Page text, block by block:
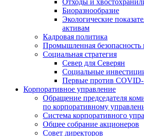
Отходы и
Биоразнообразие
Экологические
активам
Кадровая политика
Промышленная безопасность
Социальная стратегия
Север для Северян
Социальные
Первые против
Корпоративное управление
Обращение председателя
по корпоративному
Система корпоративного
Общее собрание акционеров
Совет директоров